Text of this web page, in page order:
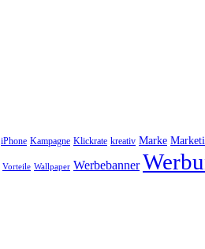
iPhone Kampagne Klickrate kreativ Marke
Vorteile Wallpaper Werbebanner